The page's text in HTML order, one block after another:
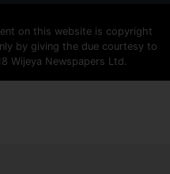
on this website is copyright
by giving the due courtesy to
Wijeya Newspapers Ltd.